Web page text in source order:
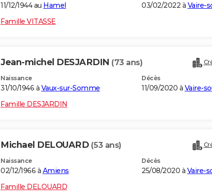
11/12/1944 au Hamel 03/02/2022 à Vaire-
Famille VITASSE
Jean-michel DESJARDIN (73 ans)
Naissance
31/10/1946 à Vaux-sur-Somme
Décès
11/09/2020 à Vaire-
Famille DESJARDIN
Michael DELOUARD (53 ans)
Naissance
02/12/1966 à Amiens
Décès
25/08/2020 à Vaire-
Famille DELOUARD